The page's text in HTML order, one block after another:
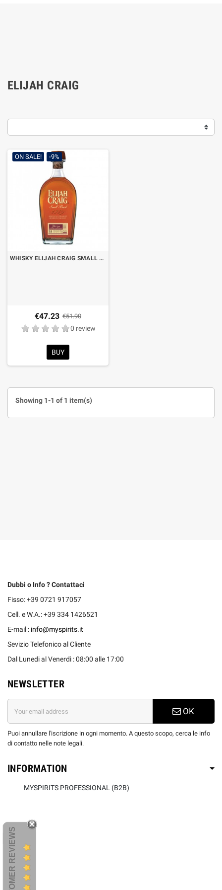
ELIJAH CRAIG
ON SALE! -9%
WHISKY ELIJAH CRAIG SMALL BATCH CL.70
€47.23 €51.90
0 review
BUY
Showing 1-1 of 1 item(s)
Dubbi o Info ? Contattaci
Fisso: +39 0721 917057
Cell. e W.A.: +39 334 1426521
E-mail : info@myspirits.it
Sevizio Telefonico al Cliente
Dal Lunedi al Venerdì : 08:00 alle 17:00
NEWSLETTER
OK
Puoi annullare l'iscrizione in ogni momento. A questo scopo, cerca le info
di contatto nelle note legali.
INFORMATION
MYSPIRITS PROFESSIONAL (B2B)
CUSTOMER REVIEWS